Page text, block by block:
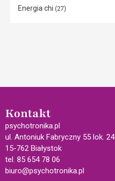
Energia chi (27)
Kontakt
psychotronika.pl
ul. Antoniuk Fabryczny 55 lok. 24
15-762 Białystok
tel. 85 654 78 06
biuro@psychotronika.pl